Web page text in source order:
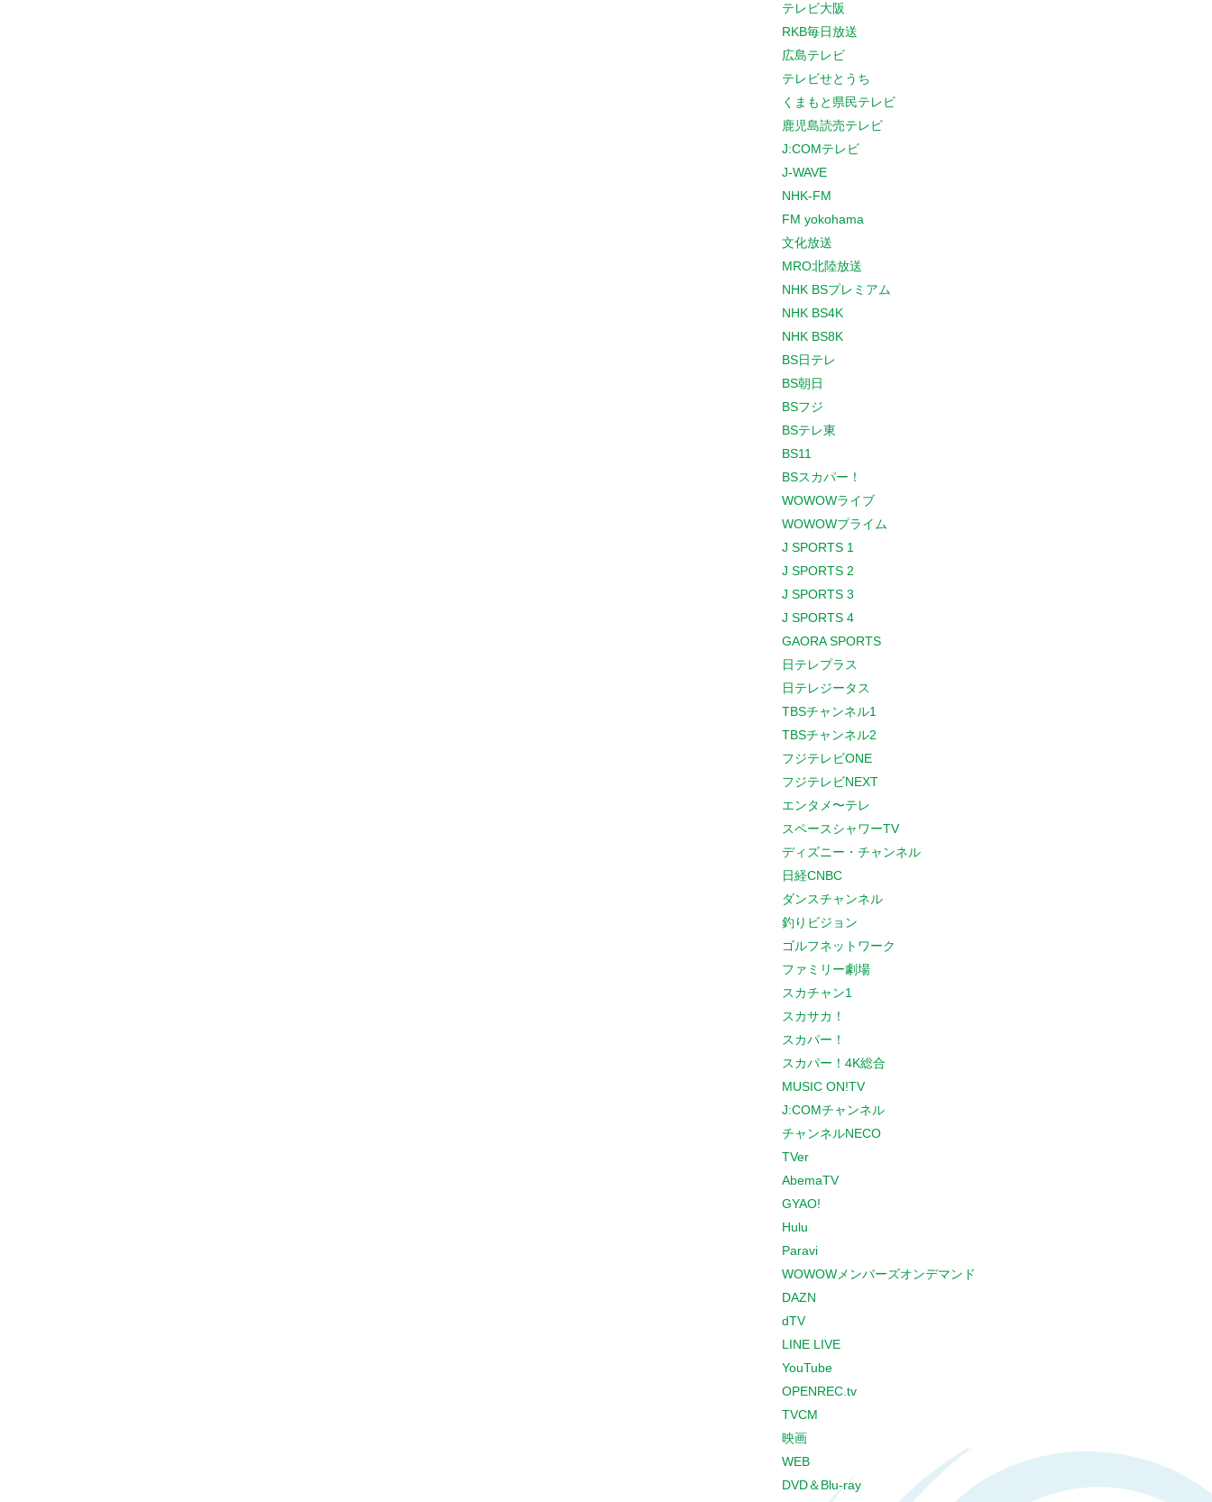
テレビ大阪
RKB毎日放送
広島テレビ
テレビせとうち
くまもと県民テレビ
鹿児島読売テレビ
J:COMテレビ
J-WAVE
NHK-FM
FM yokohama
文化放送
MRO北陸放送
NHK BSプレミアム
NHK BS4K
NHK BS8K
BS日テレ
BS朝日
BSフジ
BSテレ東
BS11
BSスカパー！
WOWOWライブ
WOWOWプライム
J SPORTS 1
J SPORTS 2
J SPORTS 3
J SPORTS 4
GAORA SPORTS
日テレプラス
日テレジータス
TBSチャンネル1
TBSチャンネル2
フジテレビONE
フジテレビNEXT
エンタメ〜テレ
スペースシャワーTV
ディズニー・チャンネル
日経CNBC
ダンスチャンネル
釣りビジョン
ゴルフネットワーク
ファミリー劇場
スカチャン1
スカサカ！
スカパー！
スカパー！4K総合
MUSIC ON!TV
J:COMチャンネル
チャンネルNECO
TVer
AbemaTV
GYAO!
Hulu
Paravi
WOWOWメンバーズオンデマンド
DAZN
dTV
LINE LIVE
YouTube
OPENREC.tv
TVCM
映画
WEB
DVD＆Blu-ray